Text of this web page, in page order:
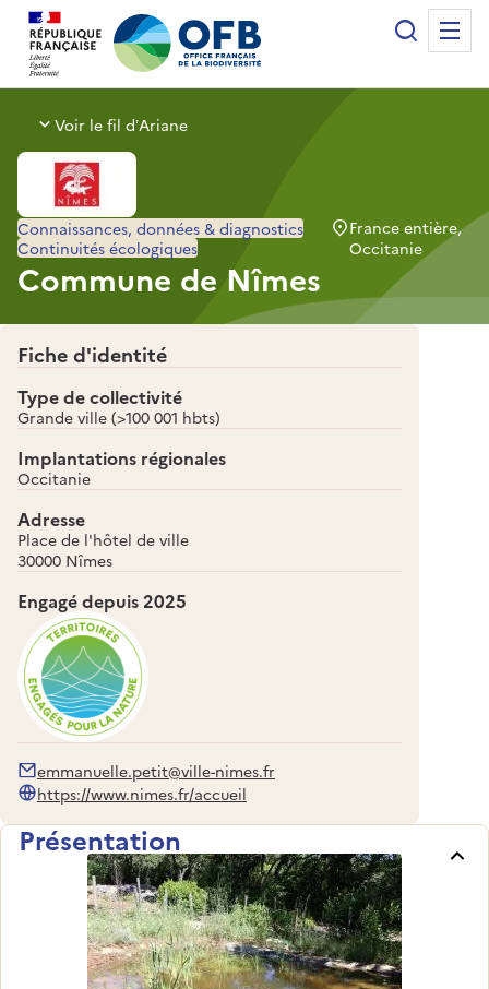
Office français de la biodiversité
Recherche
Voir le fil d’Ariane
Commune de Nîmes
Connaissances, données & diagnostics
Continuités écologiques
France entière,
Occitanie
Fiche d'identité
Type de collectivité
Grande ville (>100 001 hbts)
Implantations régionales
Occitanie
Adresse
Place de l'hôtel de ville
30000 Nîmes
Engagé depuis2025
emmanuelle.petit@ville-nimes.fr
https://www.nimes.fr/accueil
Présentation
Panneau de gestion des cookies